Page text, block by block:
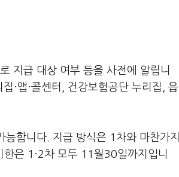
지급 대상 여부 등을 사전에 알립니
·앱·콜센터, 건강보험공단 누리집, 읍
합니다. 지급 방식은 1차와 마찬가지
은 1·2차 모두 11월30일까지입니